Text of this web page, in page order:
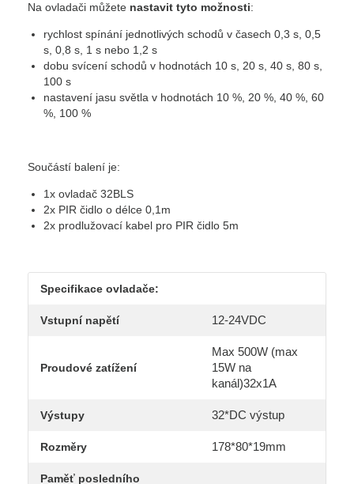
Na ovladači můžete nastavit tyto možnosti:
rychlost spínání jednotlivých schodů v časech 0,3 s, 0,5
s, 0,8 s, 1 s nebo 1,2 s
dobu svícení schodů v hodnotách 10 s, 20 s, 40 s, 80 s,
100 s
nastavení jasu světla v hodnotách 10 %, 20 %, 40 %, 60
%, 100 %
Součástí balení je:
1x ovladač 32BLS
2x PIR čidlo o délce 0,1m
2x prodlužovací kabel pro PIR čidlo 5m
Specifikace ovladače:
Vstupní napětí 12-24VDC
Proudové zatížení
Max 500W (max
15W na
kanál)32x1A
Výstupy 32*DC výstup
Rozměry 178*80*19mm
Paměť posledního